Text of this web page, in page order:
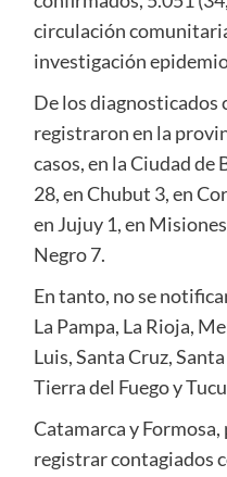
circulación
investigación
De los diagnosticados
registraron en la
casos, en la Ciudad de
28, en Chubut 3, en
en Jujuy 1, en
Negro 7.
En tanto, no se
La Pampa, La Rioja,
Luis, Santa Cruz,
Tierra del Fuego y
Catamarca y
registrar contagiados